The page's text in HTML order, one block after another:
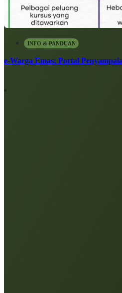
INFO & PANDUAN
e-Warga Emas: Portal